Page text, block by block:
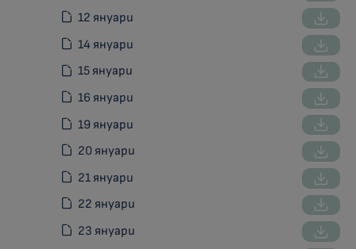
12 януари
14 януари
15 януари
16 януари
19 януари
20 януари
21 януари
22 януари
23 януари